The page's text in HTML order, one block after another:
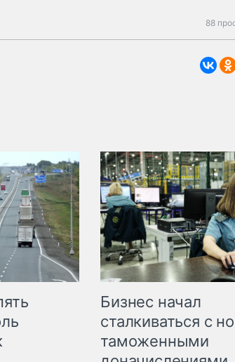
88
Бизнес начал
сталкиваться с
таможенными